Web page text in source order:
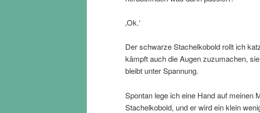
‚Ok.‘
Der schwarze Stachelkobold rollt ich
kämpft auch die Augen zuzumachen,
bleibt unter Spannung.
Spontan lege ich eine Hand auf meinen
Stachelkobold, und er wird ein klein